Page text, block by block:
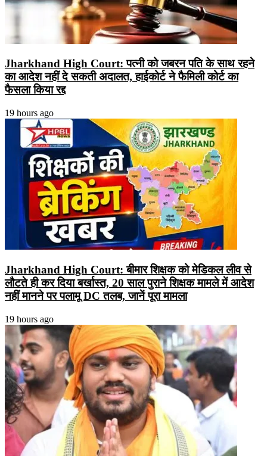
Jharkhand High Court: पत्नी को जबरन पति के साथ रहने
का आदेश नहीं दे सकती अदालत, हाईकोर्ट ने फैमिली कोर्ट का
फैसला किया रद्द
19 hours ago
Jharkhand High Court: बीमार शिक्षक को मेडिकल लीव से
लौटते ही कर दिया बर्खास्त, 20 साल पुराने शिक्षक मामले में आदेश
नहीं मानने पर पलामू DC तलब, जानें पूरा मामला
19 hours ago